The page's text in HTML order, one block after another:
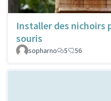
Installer des nichoirs
souris
sopharno 5 56